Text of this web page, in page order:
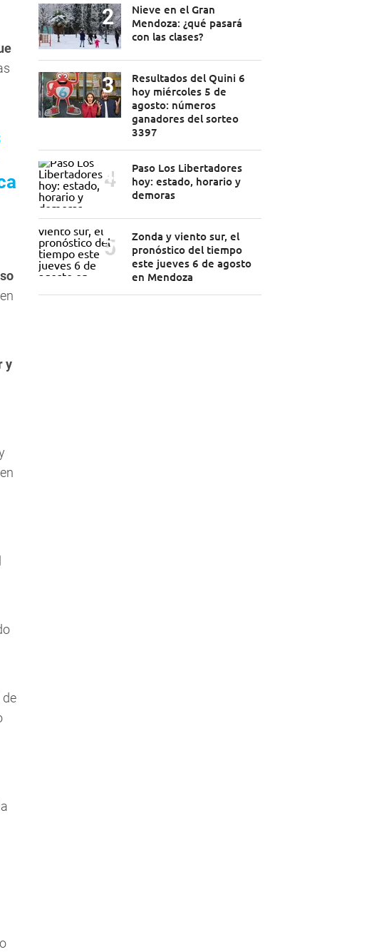
y
de
Nieve en el Gran
Mendoza: ¿qué pasará
con las clases?
Resultados del Quini 6
hoy miércoles 5 de
agosto: números
ganadores del sorteo
3397
Paso Los Libertadores
hoy: estado, horario y
demoras
Zonda y viento sur, el
pronóstico del tiempo
este jueves 6 de agosto
en Mendoza